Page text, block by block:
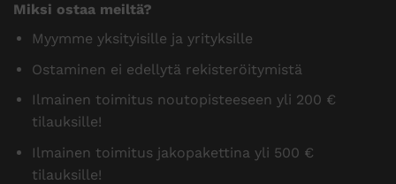
Miksi ostaa meiltä?
Myymme yksityisille ja yrityksille
Ostaminen ei edellytä rekisteröitymistä
Ilmainen toimitus noutopisteeseen yli 200 €
tilauksille!
Ilmainen toimitus jakopakettina yli 500 €
tilauksille!